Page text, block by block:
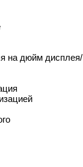
на дюйм дисплея/